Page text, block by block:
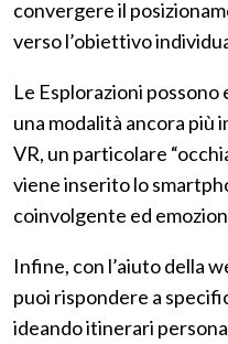
convergere il
verso l’obiettivo
Le Esplorazioni
una modalità ancora più
VR, un particolare
viene inserito lo
coinvolgente ed
Infine, con l’aiuto della
puoi rispondere a
ideando itinerari